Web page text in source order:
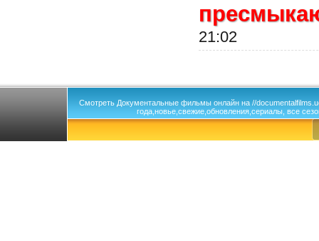
21:02
Смотреть Документальные фильмы онлайн на //
года,новье,свежие,обновления,сериалы, все